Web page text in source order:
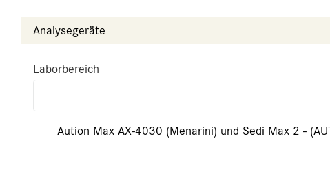
Analysegeräte
Laborbereich
Aution Max AX-4030 (Menarini) und Sedi Max 2 -